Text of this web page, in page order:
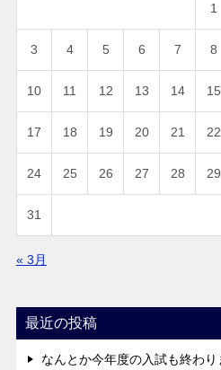
1
3 4 5 6 7 8
10 11 12 13 14 15
17 18 19 20 21 22
24 25 26 27 28 29
31
« 3月
最近の投稿
なんとか今年度の入試も終わり